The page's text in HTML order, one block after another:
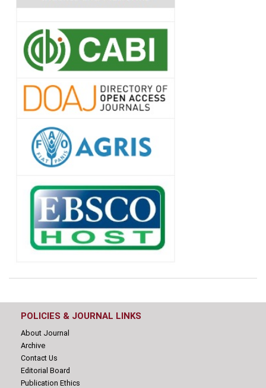
POLICIES & JOURNAL LINKS
About Journal
Archive
Contact Us
Editorial Board
Publication Ethics